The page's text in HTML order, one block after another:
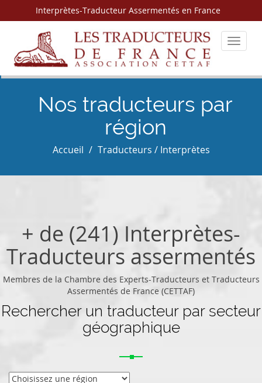
Interprètes-Traducteur Assermentés en France
Toggle
Nos traducteurs par
région
Accueil Traducteurs / Interprètes
+ de (241) Interprètes-
Traducteurs assermentés
Membres de la Chambre des Experts-Traducteurs et Traducteurs
Assermentés de France (CETTAF)
Rechercher un traducteur par secteur
géographique